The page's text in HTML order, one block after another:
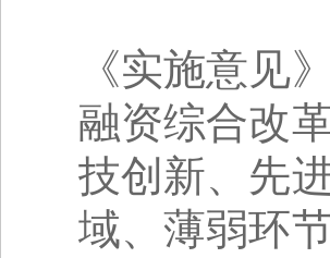
《实施意见
融资综合改
技创新、先
域、薄弱环